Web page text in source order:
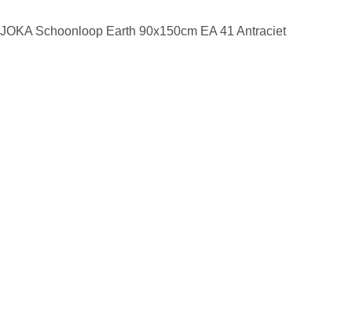
JOKA Schoonloop Earth 90x150cm EA 41 Antraciet